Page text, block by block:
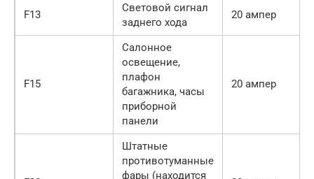
F13
Световой сигнал
заднего хода
20 ампер
F15
Салонное
освещение,
плафон
багажника, часы
приборной
панели
20 ампер
Штатные
противотуманные
фары (находится